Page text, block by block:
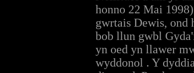
honno 22 Mai
gwrtais Dewis, ond
bob llun gwbl
yn oed yn llawer
wyddonol . Y